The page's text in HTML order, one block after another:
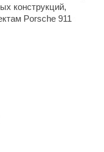
конструкций,
Porsche 911